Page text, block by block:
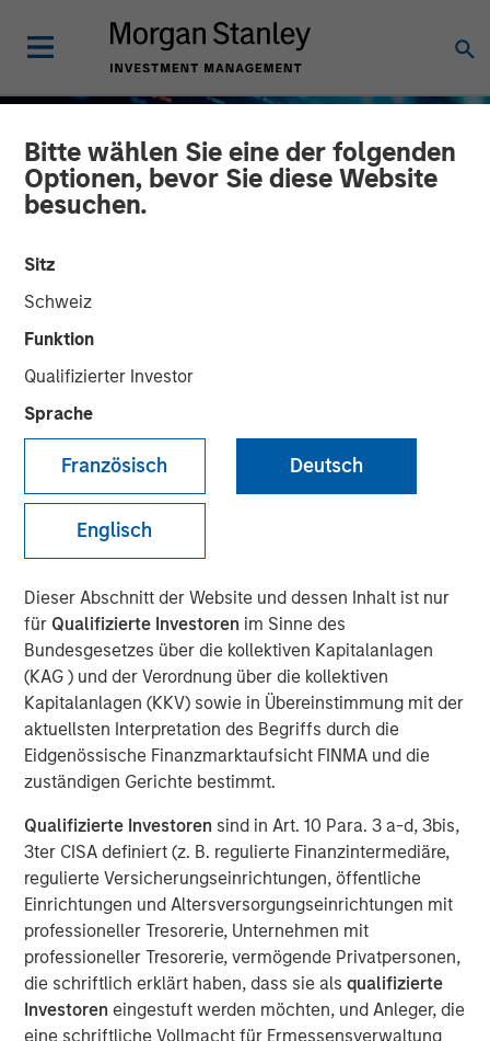
Bitte wählen Sie eine der folgenden
Optionen, bevor Sie diese Website
besuchen.
Sitz
Schweiz
Funktion
Qualifizierter Investor
Sprache
Französisch Deutsch
Englisch
Dieser Abschnitt der Website und dessen Inhalt ist nur
für Qualifizierte Investoren im Sinne des
Bundesgesetzes über die kollektiven Kapitalanlagen
(KAG ) und der Verordnung über die kollektiven
Kapitalanlagen (KKV) sowie in Übereinstimmung mit der
aktuellsten Interpretation des Begriffs durch die
Eidgenössische Finanzmarktaufsicht FINMA und die
zuständigen Gerichte bestimmt.
Qualifizierte Investoren sind in Art. 10 Para. 3 a-d, 3bis,
3ter CISA definiert (z. B. regulierte Finanzintermediäre,
regulierte Versicherungseinrichtungen, öffentliche
Einrichtungen und Altersversorgungseinrichtungen mit
professioneller Tresorerie, Unternehmen mit
professioneller Tresorerie, vermögende Privatpersonen,
die schriftlich erklärt haben, dass sie alsqualifizierte
Investoren eingestuft werden möchten, und Anleger, die
eine schriftliche Vollmacht für Ermessensverwaltung
Big Picture - Artificial
Intelligence: Ten
Investment Truths
10 JUNI 2026
The Author
Jitania Kandhari
Managing Director
Three years ago, artificial intelligence was a topic of
mere curiosity, but today is the subject of capital
allocation. The challenge for investors is not only
understanding that AI is consequential, but building
frameworks precise enough to act on.